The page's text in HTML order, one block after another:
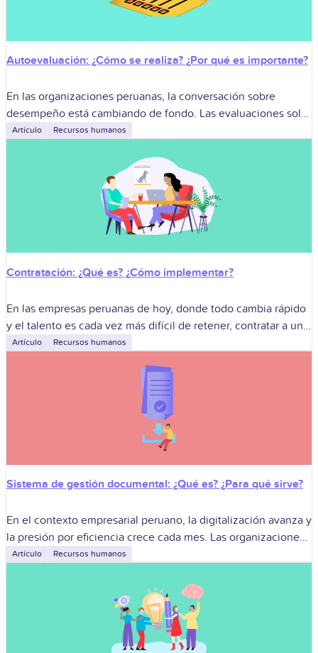
Autoevaluación: ¿Cómo se realiza? ¿Por qué es importante?
En las organizaciones peruanas, la conversación sobre
desempeño está cambiando de fondo. Las evaluaciones solo
“de arriba hacia abajo” se quedan cortas. Con transformación
Artículo Recursos humanos
Contratación: ¿Qué es? ¿Cómo implementar?
En las empresas peruanas de hoy, donde todo cambia rápido
y el talento es cada vez más difícil de retener, contratar a una
persona ya no es un simple trámite
Artículo Recursos humanos
Sistema de gestión documental: ¿Qué es? ¿Para qué sirve?
En el contexto empresarial peruano, la digitalización avanza y
la presión por eficiencia crece cada mes. Las organizaciones
buscan optimizar procesos, reducir tiempos y asegurar el
Artículo Recursos humanos